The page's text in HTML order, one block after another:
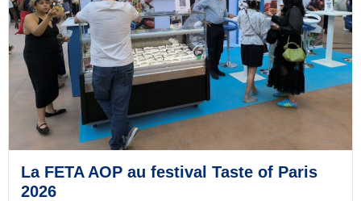
La FETA AOP au festival Taste of Paris
2026